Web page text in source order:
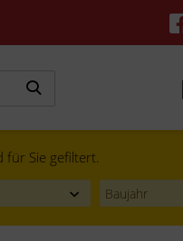
für Sie gefiltert.